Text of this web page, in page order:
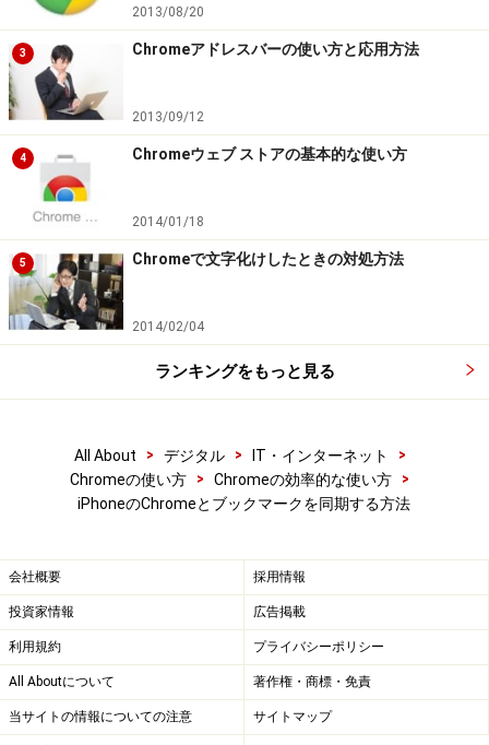
2013/08/20
3 Chromeアドレスバーの使い方と応用方法
2013/09/12
4 Chromeウェブ ストアの基本的な使い方
2014/01/18
5 Chromeで文字化けしたときの対処方法
2014/02/04
ランキングをもっと見る
All About > デジタル > IT・インターネット
>
Chromeの使い方
> Chromeの効率的な使い方
>
iPhoneのChromeとブックマークを同期する方法
会社概要 採用情報
投資家情報 広告掲載
利用規約 プライバシーポリシー
All Aboutについて 著作権・商標・免責
当サイトの情報についての注意 サイトマップ